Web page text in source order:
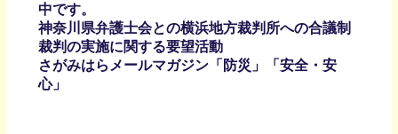
中です。
神奈川県弁護士会との横浜地方裁判所への合議制
裁判の実施に関する要望活動
さがみはらメールマガジン「防災」「安全・安
心」